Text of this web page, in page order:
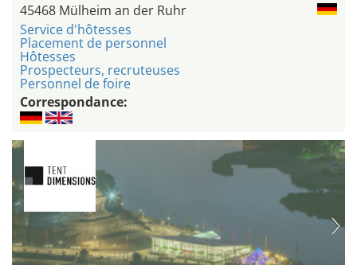
45468 Mülheim an der Ruhr
Service d'hôtesses
Placement de personnel
Hôtesses
Prospecteurs, recruteuses
Personnel de foire
Correspondance: